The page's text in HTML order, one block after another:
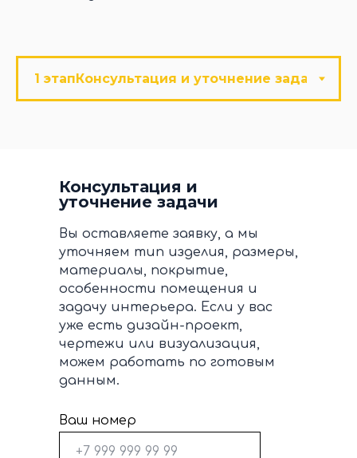
Консультация и
уточнение задачи
Вы оставляете заявку, а мы
уточняем тип изделия, размеры,
материалы, покрытие,
особенности помещения и
задачу интерьера. Если у вас
уже есть дизайн-проект,
чертежи или визуализация,
можем работать по готовым
данным.
Ваш номер